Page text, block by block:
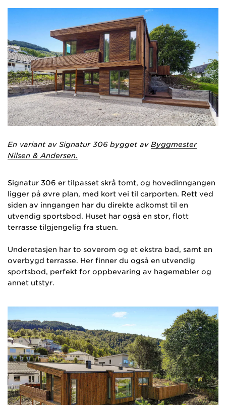
En variant av Signatur 306 bygget av Byggmester
Nilsen & Andersen.
Signatur 306 er tilpasset skrå tomt, og hovedinngangen
ligger på øvre plan, med kort vei til carporten. Rett ved
siden av inngangen har du direkte adkomst til en
utvendig sportsbod. Huset har også en stor, flott
terrasse tilgjengelig fra stuen.
Underetasjen har to soverom og et ekstra bad, samt en
overbygd terrasse. Her finner du også en utvendig
sportsbod, perfekt for oppbevaring av hagemøbler og
annet utstyr.